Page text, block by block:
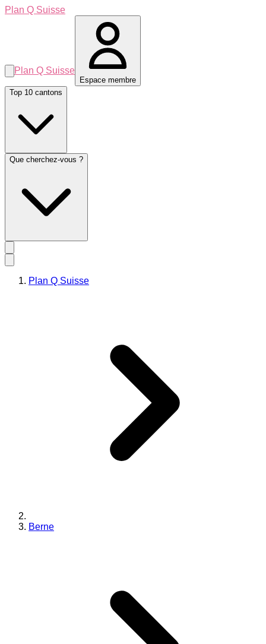
Plan Q Suisse
Plan Q Suisse
Espace membre
Top 10 cantons
Que cherchez-vous ?
Plan Q Suisse
Berne